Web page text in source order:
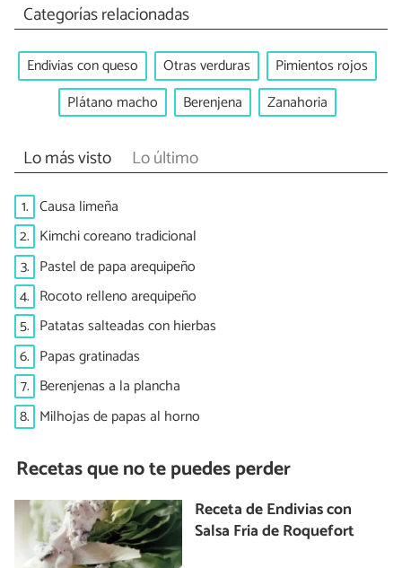
Categorías relacionadas
Endivias con queso Otras verduras
Pimientos rojos
Plátano macho
Berenjena Zanahoria
Lo más visto Lo último
1. Causa limeña
2. Kimchi coreano tradicional
3. Pastel de papa arequipeño
4. Rocoto relleno arequipeño
5. Patatas salteadas con hierbas
6. Papas gratinadas
7. Berenjenas a la plancha
8. Milhojas de papas al horno
Recetas que no te puedes perder
Receta de Endivias con
Salsa Fria de Roquefort